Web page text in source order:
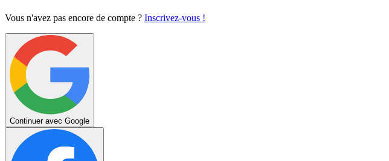
Vous n'avez pas encore de compte ? Inscrivez-vous !
Continuer avec Google